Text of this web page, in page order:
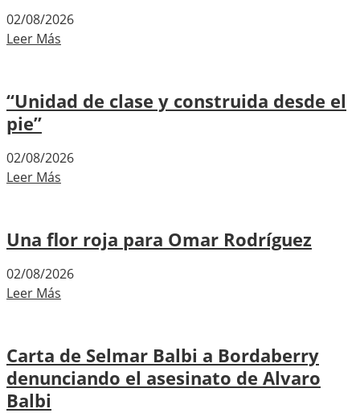
02/08/2026
Leer Más
“Unidad de clase y construida desde el
pie”
02/08/2026
Leer Más
Una flor roja para Omar Rodríguez
02/08/2026
Leer Más
Carta de Selmar Balbi a Bordaberry
denunciando el asesinato de Alvaro
Balbi